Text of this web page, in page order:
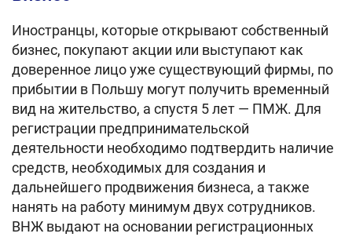
Иностранцы, которые открывают собственный
бизнес, покупают акции или выступают как
доверенное лицо уже существующий фирмы, по
прибытии в Польшу могут получить временный
вид на жительство, а спустя 5 лет — ПМЖ. Для
регистрации предпринимательской
деятельности необходимо подтвердить наличие
средств, необходимых для создания и
дальнейшего продвижения бизнеса, а также
нанять на работу минимум двух сотрудников.
ВНЖ выдают на основании регистрационных